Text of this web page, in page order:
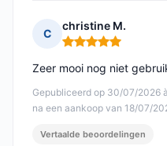
C
christine M.
Opmerking: 5 van 5
Gepubliceerd op 30/07/2026
na een aankoop van 18/07/
Zeer mooi nog niet
Vertaalde beoordelingen